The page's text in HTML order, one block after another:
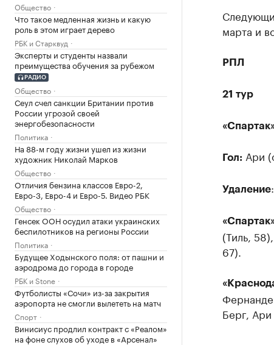
Общество
Что такое медленная жизнь и какую
роль в этом играет дерево
РБК и Старквуд
Эксперты и студенты назвали
преимущества обучения за рубежом
РАДИО
Общество
Сеул счел санкции Британии против
России угрозой своей
энергобезопасности
Политика
На 88-м году жизни ушел из жизни
художник Николай Марков
Общество
Отличия бензина классов Евро-2,
Евро-3, Евро-4 и Евро-5. Видео РБК
Общество
Генсек ООН осудил атаки украинских
беспилотников на регионы России
Политика
Будущее Ходынского поля: от пашни и
аэродрома до города в городе
РБК и Stone
Футболисты «Сочи» из-за закрытия
аэропорта не смогли вылететь на матч
Спорт
Винисиус продлил контракт с «Реалом»
на фоне слухов об уходе в «Арсенал»
марта и
РПЛ
21 тур
Гол:Ари
Удаление
(Тиль,
67).
Берг, Ари